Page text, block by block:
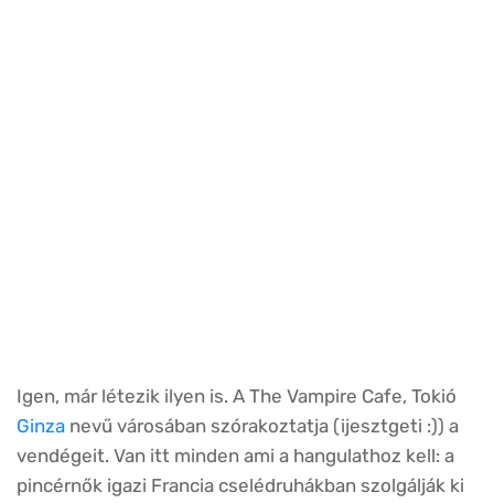
Igen, már létezik ilyen is. A The Vampire Cafe, Tokió
Ginza nevű városában szórakoztatja (ijesztgeti :)) a
vendégeit. Van itt minden ami a hangulathoz kell: a
pincérnők igazi Francia cselédruhákban szolgálják ki